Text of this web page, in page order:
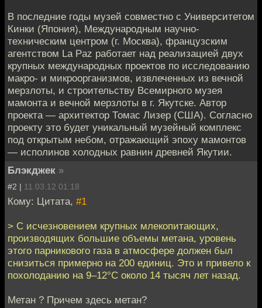
В последние годы музей совместно с Университетом
Кинки (Япония), Международным научно-
техническим центром (г. Москва), французским
агентством La Paz работает над реализацией двух
крупных международных проектов по исследованию
макро- и микроорганизмов, извлеченных из вечной
мерзлоты, и строительству Всемирного музея
мамонта и вечной мерзлоты в г. Якутске. Автор
проекта — архитектор Томас Лизер (США). Согласно
проекту это будет уникальный музейный комплекс
под открытым небом, отражающий эпоху мамонтов
— исполинов холодных равнин древней Якутии.
Блэкджек »
#2 | 11.03.12 01:18
Кому: Цитата, #1
> С исчезновением крупных млекопитающих,
производящих большие объемы метана, уровень
этого парникового газа в атмосфере должен был
снизиться примерно на 200 единиц. Это и привело к
похолоданию на 9–12°С около 14 тысяч лет назад.
Метан ? Причем здесь метан?